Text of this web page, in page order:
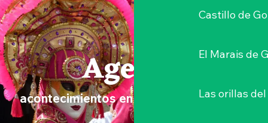
Castillo de
El Marais de
Las orillas
Agenda
acontecimientos en el Vignoble Nantais